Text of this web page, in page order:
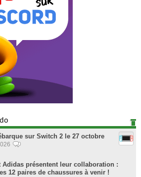
sur Switch 2 le 27 octobre
Adidas présentent leur collaboration :
12 paires de chaussures à venir !